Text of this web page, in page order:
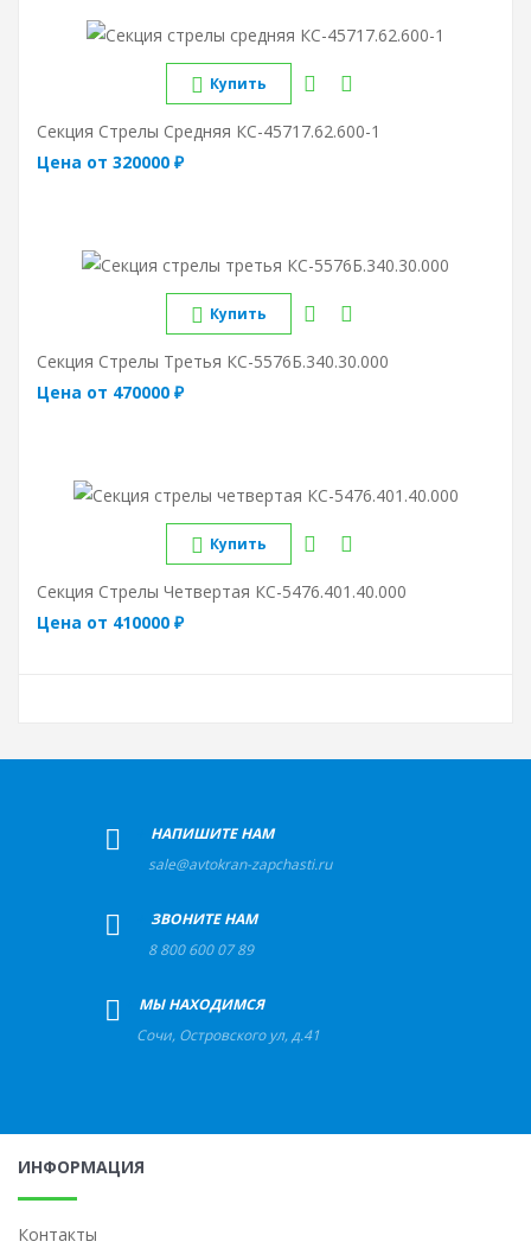
Купить
Секция Стрелы Средняя КС-45717.62.600-1
Цена от 320000 ₽
Купить
Секция Стрелы Третья КС-5576Б.340.30.000
Цена от 470000 ₽
Купить
Секция Стрелы Четвертая КС-5476.401.40.000
Цена от 410000 ₽
НАПИШИТЕ НАМ
sale@avtokran-zapchasti.ru
ЗВОНИТЕ НАМ
8 800 600 07 89
МЫ НАХОДИМСЯ
Сочи, Островского ул, д.41
ИНФОРМАЦИЯ
Контакты